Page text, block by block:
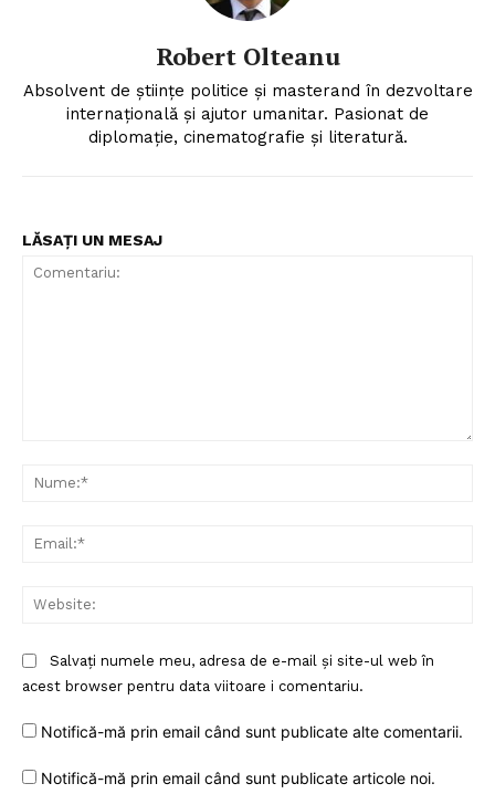
Robert Olteanu
Absolvent de științe politice și masterand în dezvoltare
internațională și ajutor umanitar. Pasionat de
diplomație, cinematografie și literatură.
LĂSAȚI UN MESAJ
Salvați numele meu, adresa de e-mail și site-ul web în
acest browser pentru data viitoare i comentariu.
Notifică-mă prin email când sunt publicate alte comentarii.
Notifică-mă prin email când sunt publicate articole noi.